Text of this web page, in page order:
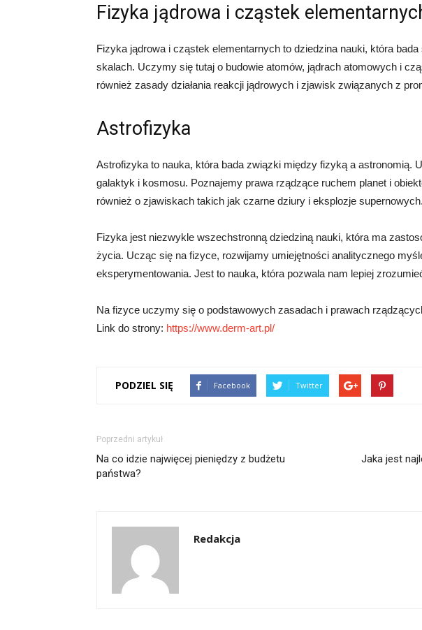
Fizyka jądrowa i cząstek
Fizyka jądrowa i cząstek elementarnych to dziedzina nauki, która
skalach. Uczymy się tutaj o budowie atomów, jądrach atomowych i
również zasady działania reakcji jądrowych i zjawisk związanych z
Astrofizyka
Astrofizyka to nauka, która bada związki między fizyką a astronomią.
galaktyk i kosmosu. Poznajemy prawa rządzące ruchem planet i
również o zjawiskach takich jak czarne dziury i eksplozje supernowych.
Fizyka jest niezwykle wszechstronną dziedziną nauki, która ma
życia. Ucząc się na fizyce, rozwijamy umiejętności analitycznego
eksperymentowania. Jest to nauka, która pozwala nam lepiej
Na fizyce uczymy się o podstawowych zasadach i prawach
Link do strony: https://www.derm-art.pl/
PODZIEL SIĘ Facebook Twitter
Poprzedni artykuł
Na co idzie najwięcej pieniędzy z budżetu
państwa?
Jaka jest
Redakcja